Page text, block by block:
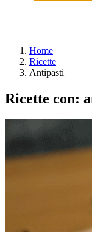
Home
Ricette
Antipasti
Ricette con: